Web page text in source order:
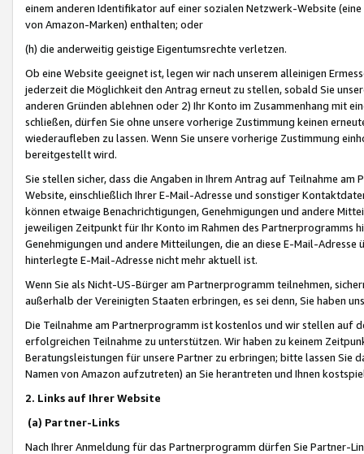
einem anderen Identifikator auf einer sozialen Netzwerk-Website
von Amazon-Marken) enthalten; oder
(h) die anderweitig geistige Eigentumsrechte verletzen.
Ob eine Website geeignet ist, legen wir nach unserem alleinigen
jederzeit die Möglichkeit den Antrag erneut zu stellen, sobald Sie
anderen Gründen ablehnen oder 2) Ihr Konto im Zusammenhang mit
schließen, dürfen Sie ohne unsere vorherige Zustimmung keinen
wiederaufleben zu lassen. Wenn Sie unsere vorherige Zustimmung
bereitgestellt wird.
Sie stellen sicher, dass die Angaben in Ihrem Antrag auf Teilnahme
Website, einschließlich Ihrer E-Mail-Adresse und sonstiger
können etwaige Benachrichtigungen, Genehmigungen und andere
jeweiligen Zeitpunkt für Ihr Konto im Rahmen des Partnerprogramms
Genehmigungen und andere Mitteilungen, die an diese E-Mail-
hinterlegte E-Mail-Adresse nicht mehr aktuell ist.
Wenn Sie als Nicht-US-Bürger am Partnerprogramm teilnehmen,
außerhalb der Vereinigten Staaten erbringen, es sei denn, Sie haben
Die Teilnahme am Partnerprogramm ist kostenlos und wir stellen auf
erfolgreichen Teilnahme zu unterstützen. Wir haben zu keinem
Beratungsleistungen für unsere Partner zu erbringen; bitte lassen Sie
Namen von Amazon aufzutreten) an Sie herantreten und Ihnen
2. Links auf Ihrer Website
(a) Partner-Links
Nach Ihrer Anmeldung für das Partnerprogramm dürfen Sie Partner-